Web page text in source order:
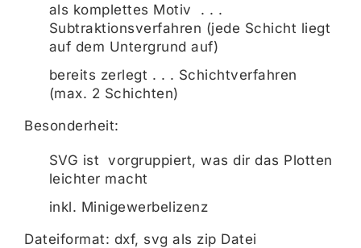
als komplettes Motiv . . .
Subtraktionsverfahren (jede Schicht liegt
auf dem Untergrund auf)
bereits zerlegt . . . Schichtverfahren
(max. 2 Schichten)
Besonderheit:
SVG ist vorgruppiert, was dir das Plotten
leichter macht
inkl. Minigewerbelizenz
Dateiformat: dxf, svg als zip Datei